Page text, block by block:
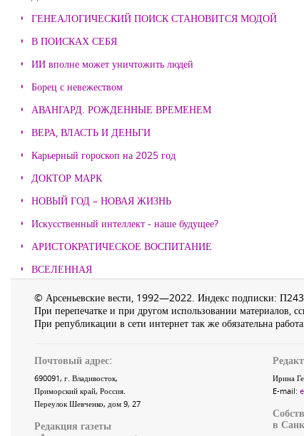
ГЕНЕАЛОГИЧЕСКИЙ ПОИСК СТАНОВИТСЯ МОДОЙ
В ПОИСКАХ СЕБЯ
ИИ вполне может уничтожить людей
Борец с невежеством
АВАНГАРД. РОЖДЕННЫЕ ВРЕМЕНЕМ
ВЕРА, ВЛАСТЬ И ДЕНЬГИ
Карьерный гороскоп на 2025 год
ДОКТОР МАРК
НОВЫЙ ГОД – НОВАЯ ЖИЗНЬ
Искусственный интеллект - наше будущее?
АРИСТОКРАТИЧЕСКОЕ ВОСПИТАНИЕ
ВСЕЛЕННАЯ
© Арсеньевские вести, 1992—2022. Индекс подписки:
При перепечатке и при другом использовании материалов,
При републикации в сети интернет так же обязательна
Почтовый адрес:
690091, г. Владивосток,
Приморский край, Россия.
Переулок Шевченко, дом 9, 27
Редакция газеты
Ирина
E-mail:
в